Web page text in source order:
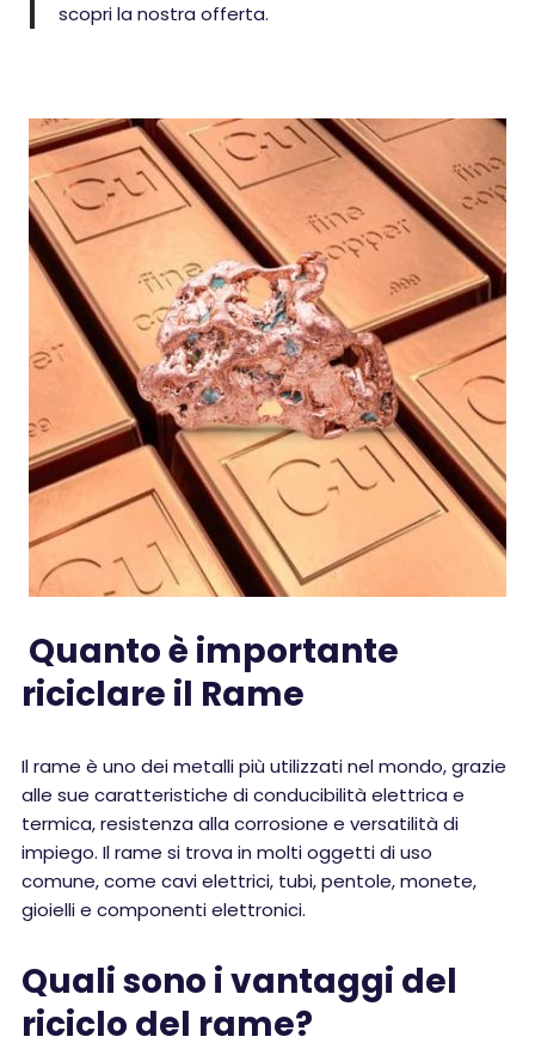
scopri la nostra offerta.
Quanto è importante
riciclare il Rame
Il rame è uno dei metalli più utilizzati nel mondo, grazie
alle sue caratteristiche di conducibilità elettrica e
termica, resistenza alla corrosione e versatilità di
impiego. Il rame si trova in molti oggetti di uso
comune, come cavi elettrici, tubi, pentole, monete,
gioielli e componenti elettronici.
Quali sono i vantaggi del
riciclo del rame?